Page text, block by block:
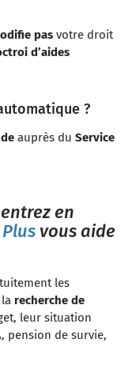
pas votre droit
d’aides
?
auprès du Service
en
vous aide
les
recherche de
leur situation
pension de survie,